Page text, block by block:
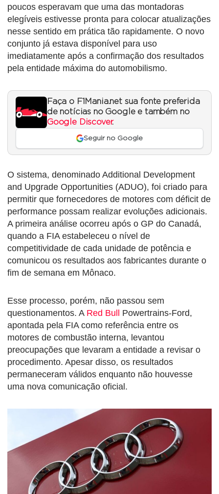
poucos esperavam que uma das montadoras
elegíveis estivesse pronta para colocar atualizações
nesse sentido em prática tão rapidamente. O novo
conjunto já estava disponível para uso
imediatamente após a confirmação dos resultados
pela entidade máxima do automobilismo.
Faça o F1Mania.net sua fonte preferida
de notícias no Google e também no
Google Discover.
Seguir no Google
O sistema, denominado Additional Development
and Upgrade Opportunities (ADUO), foi criado para
permitir que fornecedores de motores com déficit de
performance possam realizar evoluções adicionais.
A primeira análise ocorreu após o GP do Canadá,
quando a FIA estabeleceu o nível de
competitividade de cada unidade de potência e
comunicou os resultados aos fabricantes durante o
fim de semana em Mônaco.
Esse processo, porém, não passou sem
questionamentos. A Red Bull
Powertrains-Ford,
apontada pela FIA como referência entre os
motores de combustão interna, levantou
preocupações que levaram a entidade a revisar o
procedimento. Apesar disso, os resultados
permaneceram válidos enquanto não houvesse
uma nova comunicação oficial.